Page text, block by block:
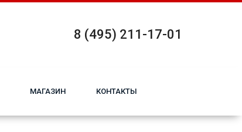
8 (495) 211-17-01
МАГАЗИН КОНТАКТЫ